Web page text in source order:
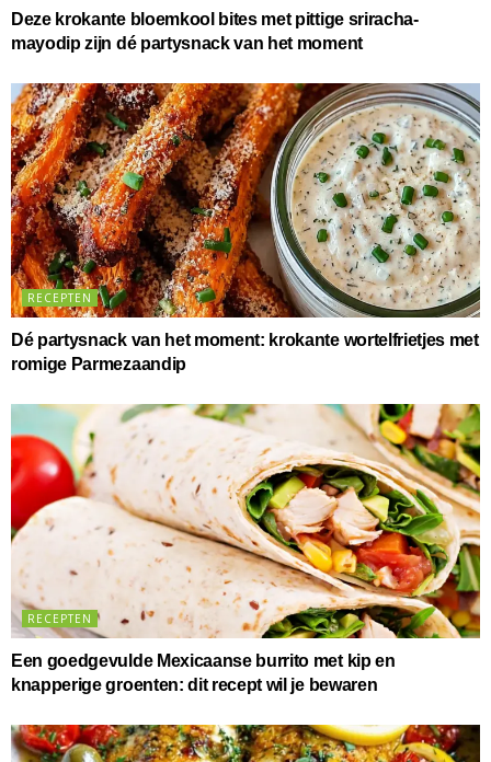
Deze krokante bloemkool bites met pittige sriracha-
mayodip zijn dé partysnack van het moment
RECEPTEN
Dé partysnack van het moment: krokante wortelfrietjes met
romige Parmezaandip
RECEPTEN
Een goedgevulde Mexicaanse burrito met kip en
knapperige groenten: dit recept wil je bewaren